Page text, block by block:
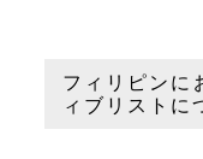
フィリピンに
ィブリストに